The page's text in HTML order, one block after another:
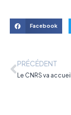
Facebook
PRÉCÉDENT